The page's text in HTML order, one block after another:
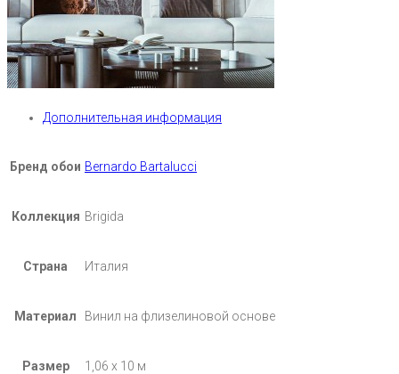
Дополнительная информация
Бренд обои Bernardo Bartalucci
Коллекция Brigida
Страна Италия
Материал Винил на флизелиновой основе
Размер 1,06 х 10 м